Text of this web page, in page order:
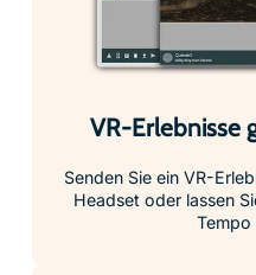
VR-Erlebnisse
Senden Sie ein VR-
Headset oder lassen
Tempo